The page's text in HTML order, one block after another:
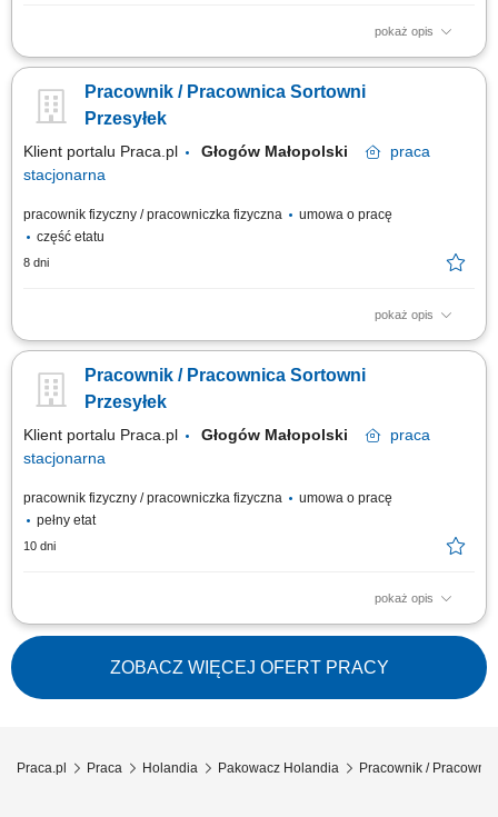
pokaż opis
Opis stanowiska Pakowanie i układanie towaru - magazyn z częściami i
pomocnicze;Pracownik / Pracownica Sortowni
Przesyłek
Klient portalu Praca.pl Głogów Małopolski
praca
stacjonarna
pracownik fizyczny / pracowniczka fizyczna
umowa o pracę
część etatu
8 dni
pokaż opis
Obsługa procesów magazynowych związanych z przesyłkami listowymi.
Załadunek i rozładunek przesyłek. Zabezpieczanie przesyłek oraz dbanie
o ich właściwy stan podczas obsługi. Przestrzeganie procedur
Pracownik / Pracownica Sortowni
Przesyłek
Klient portalu Praca.pl Głogów Małopolski
praca
stacjonarna
pracownik fizyczny / pracowniczka fizyczna
umowa o pracę
pełny etat
10 dni
pokaż opis
Obsługa procesów magazynowych związanych z przesyłkami listowymi.
Sortowanie i przygotowywanie przesyłek do dalszej dystrybucji.
Załadunek i rozładunek przesyłek. Zabezpieczanie przesyłek oraz dbanie
o ich właściwy stan podczas obsługi. Przestrzeganie procedur
bezpieczeństwa i organizacji pracy.
ZOBACZ WIĘCEJ OFERT PRACY
Praca.pl Praca Holandia Pakowacz Holandia Pracownik /